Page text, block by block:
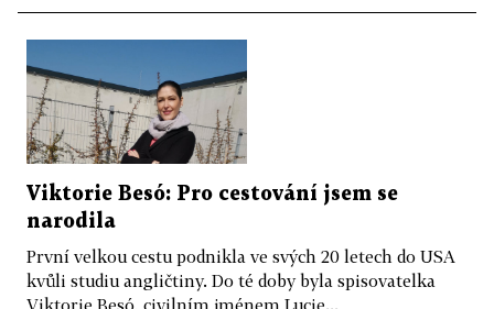
Viktorie Besó: Pro cestování jsem se
narodila
První velkou cestu podnikla ve svých 20 letech do USA
kvůli studiu angličtiny. Do té doby byla spisovatelka
Viktorie Besó, civilním jménem Lucie...